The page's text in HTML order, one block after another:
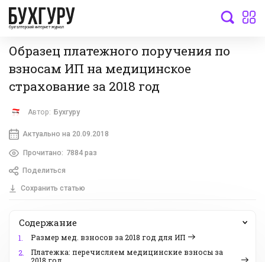
бухгалтерский интернет-журнал
Образец платежного поручения по
взносам ИП на медицинское
страхование за 2018 год
Автор: Бухгуру
Актуально на 20.09.2018
Прочитано: 7884 раз
Поделиться
Сохранить статью
Содержание
1.
Размер мед. взносов за 2018 год для ИП
2.
Платежка: перечисляем медицинские взносы за